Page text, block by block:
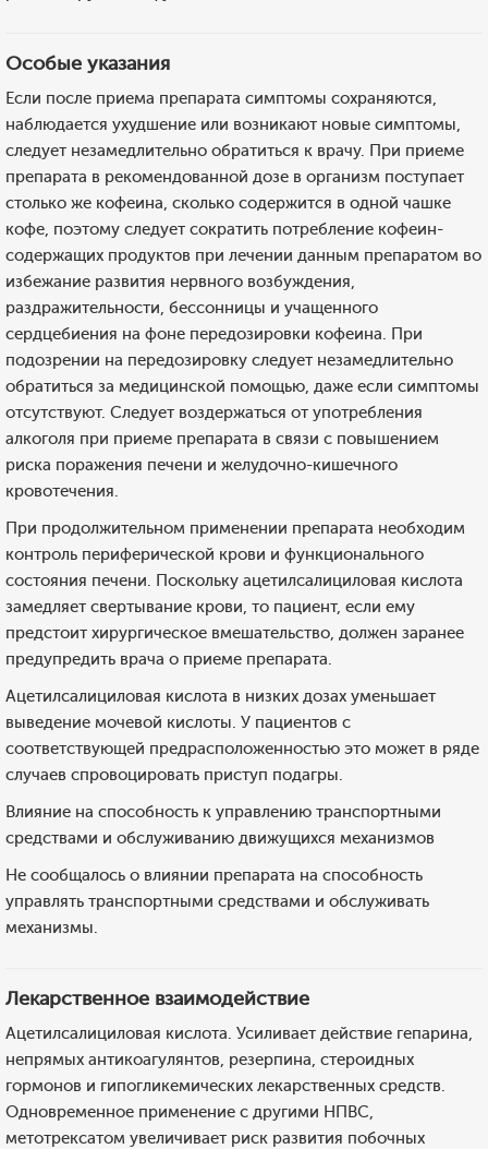
Особые указания
Если после приема препарата симптомы сохраняются,
наблюдается ухудшение или возникают новые симптомы,
следует незамедлительно обратиться к врачу. При приеме
препарата в рекомендованной дозе в организм поступает
столько же кофеина, сколько содержится в одной чашке
кофе, поэтому следует сократить потребление кофеин-
содержащих продуктов при лечении данным препаратом во
избежание развития нервного возбуждения,
раздражительности, бессонницы и учащенного
сердцебиения на фоне передозировки кофеина. При
подозрении на передозировку следует незамедлительно
обратиться за медицинской помощью, даже если симптомы
отсутствуют. Следует воздержаться от употребления
алкоголя при приеме препарата в связи с повышением
риска поражения печени и желудочно-кишечного
кровотечения.
При продолжительном применении препарата необходим
контроль периферической крови и функционального
состояния печени. Поскольку ацетилсалициловая кислота
замедляет свертывание крови, то пациент, если ему
предстоит хирургическое вмешательство, должен заранее
предупредить врача о приеме препарата.
Ацетилсалициловая кислота в низких дозах уменьшает
выведение мочевой кислоты. У пациентов с
соответствующей предрасположенностью это может в ряде
случаев спровоцировать приступ подагры.
Влияние на способность к управлению транспортными
средствами и обслуживанию движущихся механизмов
Не сообщалось о влиянии препарата на способность
управлять транспортными средствами и обслуживать
механизмы.
Лекарственное взаимодействие
Ацетилсалициловая кислота. Усиливает действие гепарина,
непрямых антикоагулянтов, резерпина, стероидных
гормонов и гипогликемических лекарственных средств.
Одновременное применение с другими НПВС,
метотрексатом увеличивает риск развития побочных